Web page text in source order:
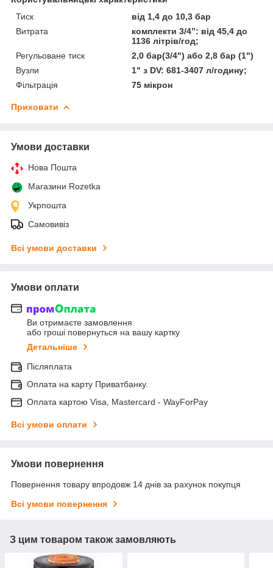
Тиск
від 1,4 до 10,3 бар
Витрата
комплекти 3/4”: від 45,4 до
1136 літрів/год;
Регульоване тиск
2,0 бар(3/4") або 2,8 бар (1")
Вузли
1" з DV: 681-3407 л/годину;
Фільтрація
75 мікрон
Приховати
Умови доставки
Нова Пошта
Магазини Rozetka
Укрпошта
Самовивіз
Всі умови доставки
Умови оплати
Ви отримаєте замовлення
або гроші повернуться на вашу картку
Детальніше
Післяплата
Оплата на карту Приватбанку.
Оплата картою Visa, Mastercard - WayForPay
Всі умови оплати
Умови повернення
Повернення товару впродовж 14 днів за рахунок покупця
Всі умови повернення
З цим товаром також замовляють